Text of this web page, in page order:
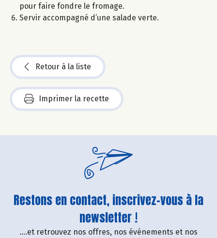
pour faire fondre le fromage.
Servir accompagné d’une salade verte.
Retour à la liste
Imprimer la recette
Restons en contact, inscrivez-vous à la
newsletter !
....et retrouvez nos offres, nos événements et nos